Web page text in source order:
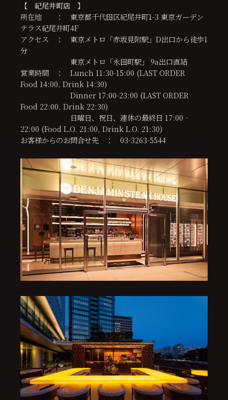
【 紀尾井町店 】
所在地 ： 東京都千代田区紀尾井町1-3 東京ガーデン
テラス紀尾井町4F
アクセス ： 東京メトロ「赤坂見附駅」D出口から徒歩1
分
東京メトロ「永田町駅」 9a出口直結
営業時間 ： Lunch 11:30-15:00 (LAST ORDER
Food 14:00, Drink 14:30)
Dinner 17:00-23:00 (LAST ORDER
Food 22:00, Drink 22:30)
日曜日、祝日、連休の最終日 17:00‐
22:00 (Food L.O. 21:00, Drink L.O. 21:30)
お客様からのお問合せ先 ： 03-3263-5544